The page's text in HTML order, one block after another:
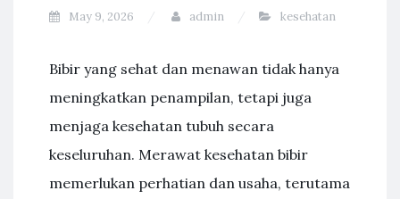
May 9, 2026 admin kesehatan
Bibir yang sehat dan menawan tidak hanya
meningkatkan penampilan, tetapi juga
menjaga kesehatan tubuh secara
keseluruhan. Merawat kesehatan bibir
memerlukan perhatian dan usaha, terutama